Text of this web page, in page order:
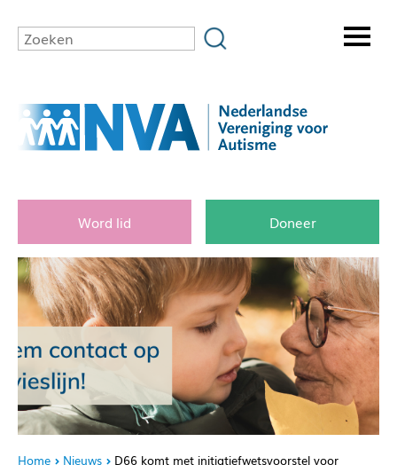
Word lid Doneer
Home Nieuws
D66 komt met initiatiefwetsvoorstel voor